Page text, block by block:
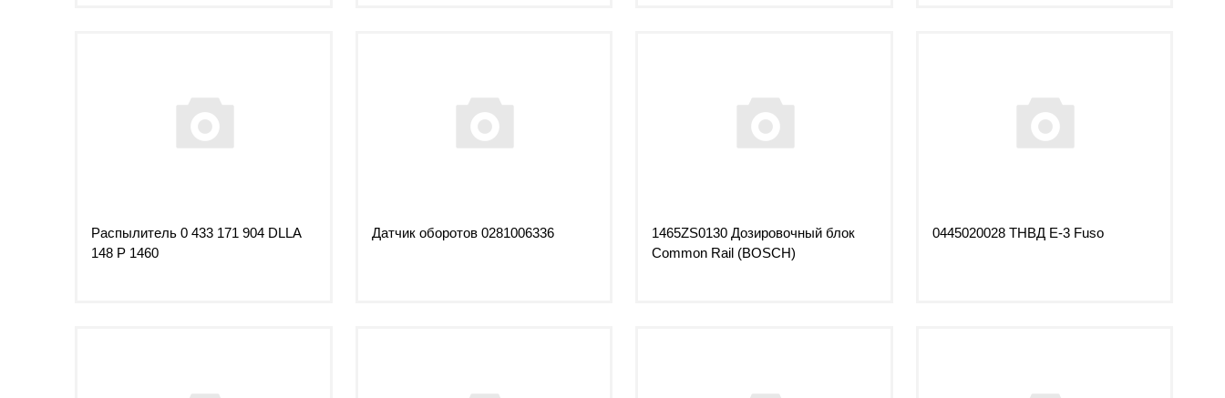
Распылитель 0 433 171 904 DLLA
148 P 1460
Датчик оборотов 0281006336
1465ZS0130 Дозировочный блок
Common Rail (BOSCH)
0445020028 ТНВД Е-3 Fuso